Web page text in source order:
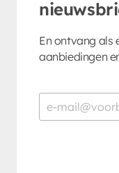
En ontvang als
aanbiedingen